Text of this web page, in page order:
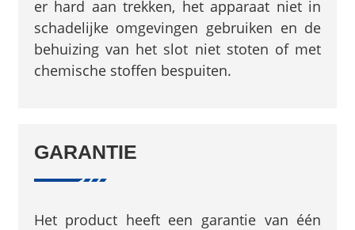
er hard aan trekken, het apparaat niet in
schadelijke omgevingen gebruiken en de
behuizing van het slot niet stoten of met
chemische stoffen bespuiten.
GARANTIE
Het product heeft een garantie van één